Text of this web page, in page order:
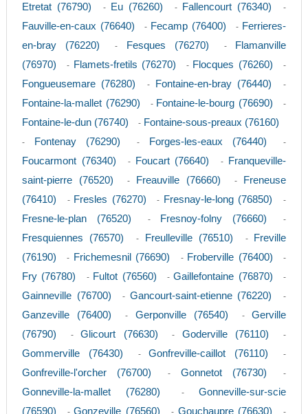
Etretat (76790) - Eu (76260) - Fallencourt (76340) -
Fauville-en-caux (76640) - Fecamp (76400) - Ferrieres-
en-bray (76220)
- Fesques (76270) -
Flamanville
(76970)
- Flamets-fretils (76270) - Flocques (76260) -
Fongueusemare (76280) - Fontaine-en-bray (76440) -
Fontaine-la-mallet (76290) - Fontaine-le-bourg (76690) -
Fontaine-le-dun (76740) - Fontaine-sous-preaux (76160)
- Fontenay (76290) - Forges-les-eaux (76440) -
Foucarmont (76340) - Foucart (76640) -
Franqueville-
saint-pierre (76520)
- Freauville (76660) -
Freneuse
(76410)
- Fresles (76270) - Fresnay-le-long (76850) -
Fresne-le-plan (76520) - Fresnoy-folny (76660) -
Fresquiennes (76570) - Freulleville (76510) -
Freville
(76190)
- Frichemesnil (76690) - Froberville (76400) -
Fry (76780) - Fultot (76560) -Gaillefontaine (76870) -
Gainneville (76700) - Gancourt-saint-etienne (76220) -
Ganzeville (76400) - Gerponville (76540) -Gerville
(76790)
-Glicourt (76630) - Goderville (76110) -
Gommerville (76430) -Gonfreville-caillot (76110) -
Gonfreville-l'orcher (76700) - Gonnetot (76730) -
Gonneville-la-mallet (76280) -Gonneville-sur-scie
(76590)
Gonzeville (76560) Gouchaupre (76630)